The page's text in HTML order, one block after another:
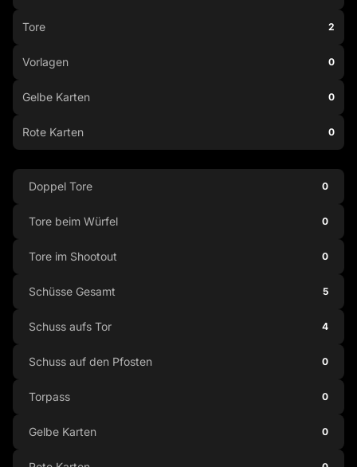
Tore 2
Vorlagen 0
Gelbe Karten 0
Rote Karten 0
Doppel Tore 0
Tore beim Würfel 0
Tore im Shootout 0
Schüsse Gesamt 5
Schuss aufs Tor 4
Schuss auf den Pfosten 0
Torpass 0
Gelbe Karten 0